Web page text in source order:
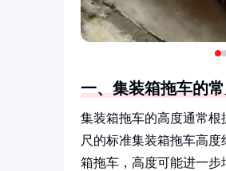
一、集装箱拖车的
集装箱拖车的高度通常根
尺的标准集装箱拖车高
箱拖车，高度可能进一步